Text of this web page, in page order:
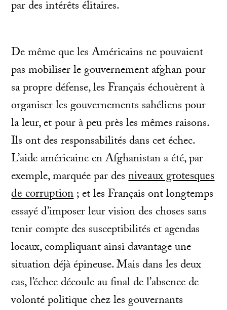
par des intérêts élitaires.
De même que les Américains ne pouvaient
pas mobiliser le gouvernement afghan pour
sa propre défense, les Français échouèrent à
organiser les gouvernements sahéliens pour
la leur, et pour à peu près les mêmes raisons.
Ils ont des responsabilités dans cet échec.
L’aide américaine en Afghanistan a été, par
exemple, marquée par des niveaux grotesques
de corruption ; et les Français ont longtemps
essayé d’imposer leur vision des choses sans
tenir compte des susceptibilités et agendas
locaux, compliquant ainsi davantage une
situation déjà épineuse. Mais dans les deux
cas, l’échec découle au final de l’absence de
volonté politique chez les gouvernants